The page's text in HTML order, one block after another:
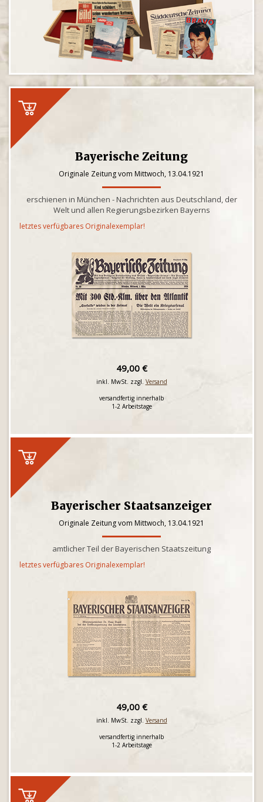
Bayerische Zeitung
Originale Zeitung vom Mittwoch, 13.04.1921
erschienen in München - Nachrichten aus Deutschland, der
Welt und allen Regierungsbezirken Bayerns
letztes verfügbares Originalexemplar!
49,00 €
inkl. MwSt. zzgl. Versand
versandfertig innerhalb
1-2 Arbeitstage
Bayerischer Staatsanzeiger
Originale Zeitung vom Mittwoch, 13.04.1921
amtlicher Teil der Bayerischen Staatszeitung
letztes verfügbares Originalexemplar!
49,00 €
inkl. MwSt. zzgl. Versand
versandfertig innerhalb
1-2 Arbeitstage